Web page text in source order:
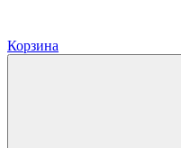
Корзина